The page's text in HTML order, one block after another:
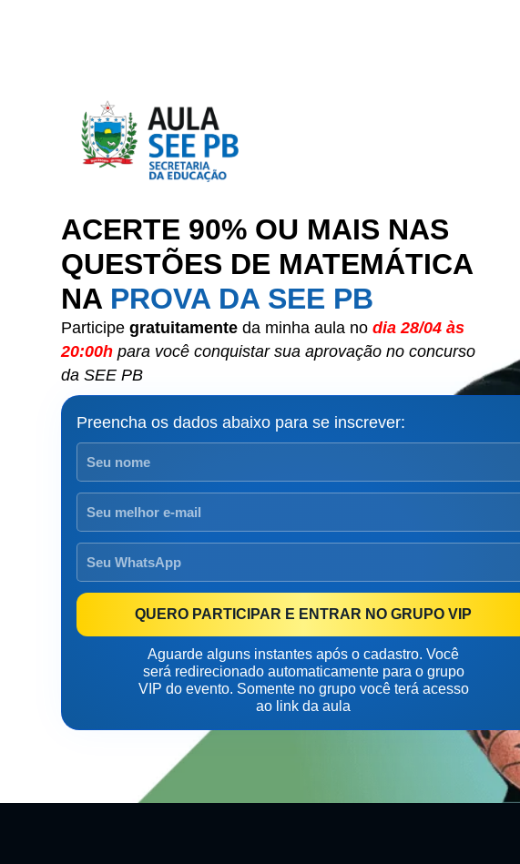
ACERTE 90% OU MAIS NAS
QUESTÕES DE MATEMÁTICA
NA PROVA DA SEE PB
Participegratuitamente da minha aula nodia 28/04 às
20:00hpara você conquistar sua aprovação no concurso
da SEE PB
Preencha os dados abaixo para se inscrever:
QUERO PARTICIPAR E ENTRAR NO GRUPO VIP
Aguarde alguns instantes após o cadastro. Você
será redirecionado automaticamente para o grupo
VIP do evento. Somente no grupo você terá acesso
ao link da aula